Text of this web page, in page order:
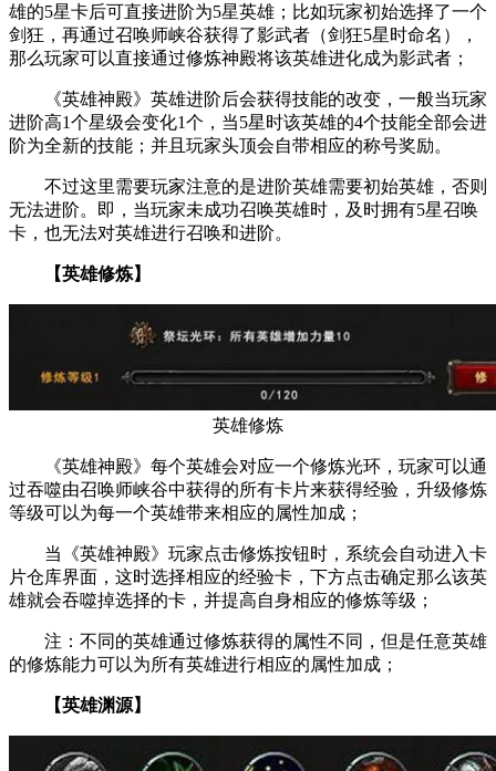
雄的5星卡后可直接进阶为5星英雄；比如玩家初始选择了一个
剑狂，再通过召唤师峡谷获得了影武者（剑狂5星时命名），
那么玩家可以直接通过修炼神殿将该英雄进化成为影武者；
《英雄神殿》英雄进阶后会获得技能的改变，一般当玩家
进阶高1个星级会变化1个，当5星时该英雄的4个技能全部会进
阶为全新的技能；并且玩家头顶会自带相应的称号奖励。
不过这里需要玩家注意的是进阶英雄需要初始英雄，否则
无法进阶。即，当玩家未成功召唤英雄时，及时拥有5星召唤
卡，也无法对英雄进行召唤和进阶。
【英雄修炼】
英雄修炼
《英雄神殿》每个英雄会对应一个修炼光环，玩家可以通
过吞噬由召唤师峡谷中获得的所有卡片来获得经验，升级修炼
等级可以为每一个英雄带来相应的属性加成；
当《英雄神殿》玩家点击修炼按钮时，系统会自动进入卡
片仓库界面，这时选择相应的经验卡，下方点击确定那么该英
雄就会吞噬掉选择的卡，并提高自身相应的修炼等级；
注：不同的英雄通过修炼获得的属性不同，但是任意英雄
的修炼能力可以为所有英雄进行相应的属性加成；
【英雄渊源】